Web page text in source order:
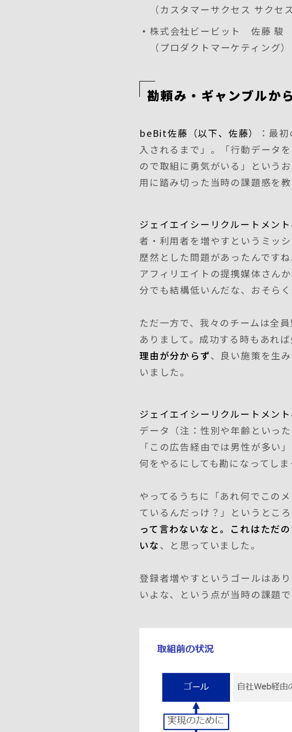
（カスタマーサクセス サクセ
株式会社ビービット 佐藤 駿
（プロダクトマーケティング）
勘頼み・ギャンブルか
beBit佐藤（以下、佐藤）
：最
入されるまで」。「行動データ
ので取組に勇気がいる」という
用に踏み切った当時の課題感を
ジェイエイシーリクルートメン
者・利用者を増やすというミッシ
歴然とした問題があったんですね
アフィリエイトの提携媒体さん
分でも結構低いんだな、おそら
ただ一方で、我々のチームは全
ありまして。成功する時もあれ
理由が分からず、良い施策を生
いました。
ジェイエイシーリクルートメン
データ（注：性別や年齢といっ
「この広告経由では男性が多い
何をやるにしても勘になってしま
やってるうちに「あれ何でこの
ているんだっけ？」というとこ
って言わないなと。これはただ
いな、と思っていました。
登録者増やすというゴールはあ
いよな、という点が当時の課題で